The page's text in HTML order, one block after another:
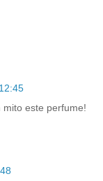
mito este perfume!